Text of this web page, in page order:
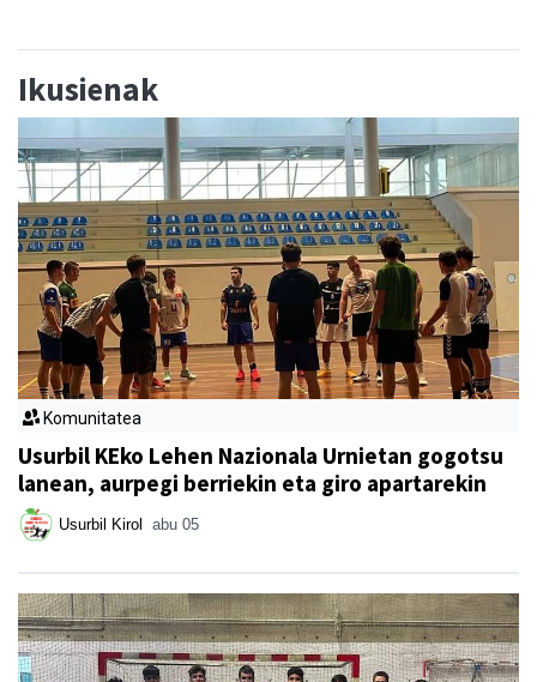
Ikusienak
Komunitatea
Usurbil KEko Lehen Nazionala Urnietan gogotsu
lanean, aurpegi berriekin eta giro apartarekin
Usurbil Kirol abu 05